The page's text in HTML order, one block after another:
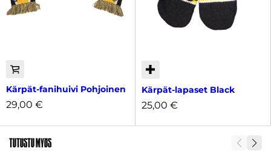
Kärpät-fanihuivi Pohjoinen
29,00 €
Kärpät-lapaset Black
25,00 €
Tutustu myös